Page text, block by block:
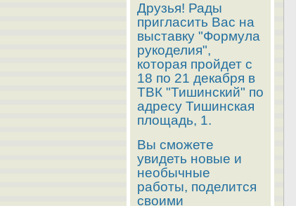
Друзья! Рады
пригласить Вас на
выставку "Формула
рукоделия",
которая пройдет с
18 по 21 декабря в
ТВК "Тишинский" по
адресу Тишинская
площадь, 1.
Вы сможете
увидеть новые и
необычные
работы, поделится
своими